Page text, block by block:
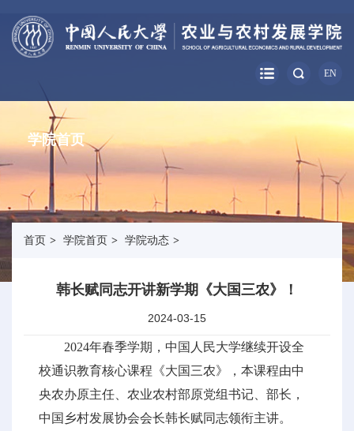
EN
学院首页
首页 > 学院首页 > 学院动态 >
韩长赋同志开讲新学期《大国三农》！
2024-03-15
2024年春季学期，中国人民大学继续开设全
校通识教育核心课程《大国三农》，本课程由中
央农办原主任、农业农村部原党组书记、部长，
中国乡村发展协会会长韩长赋同志领衔主讲。